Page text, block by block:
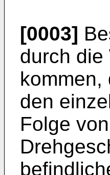
[0003]
durch die
den
Folge